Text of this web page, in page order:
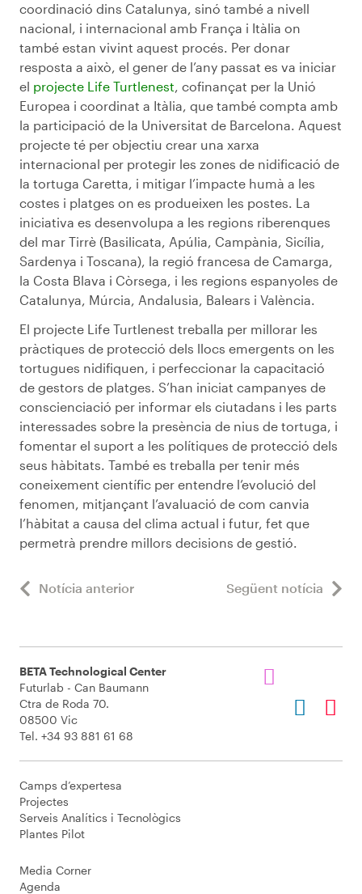
coordinació dins Catalunya, sinó també a nivell
nacional, i internacional amb França i Itàlia on
també estan vivint aquest procés. Per donar
resposta a això, el gener de l’any passat es va iniciar
el projecte Life Turtlenest, cofinançat per la Unió
Europea i coordinat a Itàlia, que també compta amb
la participació de la Universitat de Barcelona. Aquest
projecte té per objectiu crear una xarxa
internacional per protegir les zones de nidificació de
la tortuga Caretta, i mitigar l’impacte humà a les
costes i platges on es produeixen les postes. La
iniciativa es desenvolupa a les regions riberenques
del mar Tirrè (Basilicata, Apúlia, Campània, Sicília,
Sardenya i Toscana), la regió francesa de Camarga,
la Costa Blava i Còrsega, i les regions espanyoles de
Catalunya, Múrcia, Andalusia, Balears i València.
El projecte Life Turtlenest treballa per millorar les
pràctiques de protecció dels llocs emergents on les
tortugues nidifiquen, i perfeccionar la capacitació
de gestors de platges. S’han iniciat campanyes de
conscienciació per informar els ciutadans i les parts
interessades sobre la presència de nius de tortuga, i
fomentar el suport a les polítiques de protecció dels
seus hàbitats. També es treballa per tenir més
coneixement científic per entendre l’evolució del
fenomen, mitjançant l’avaluació de com canvia
l’hàbitat a causa del clima actual i futur, fet que
permetrà prendre millors decisions de gestió.
Notícia anterior Següent notícia
BETA Technological Center
Futurlab - Can Baumann
Ctra de Roda 70.
08500 Vic
Tel. +34 93 881 61 68
Camps d’expertesa
Projectes
Serveis Analítics i Tecnològics
Plantes Pilot
Media Corner
Agenda